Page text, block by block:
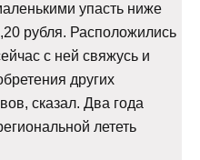
упасть ниже
рубля. Расположились
с ней свяжусь и
других
сказал. Два года
лететь